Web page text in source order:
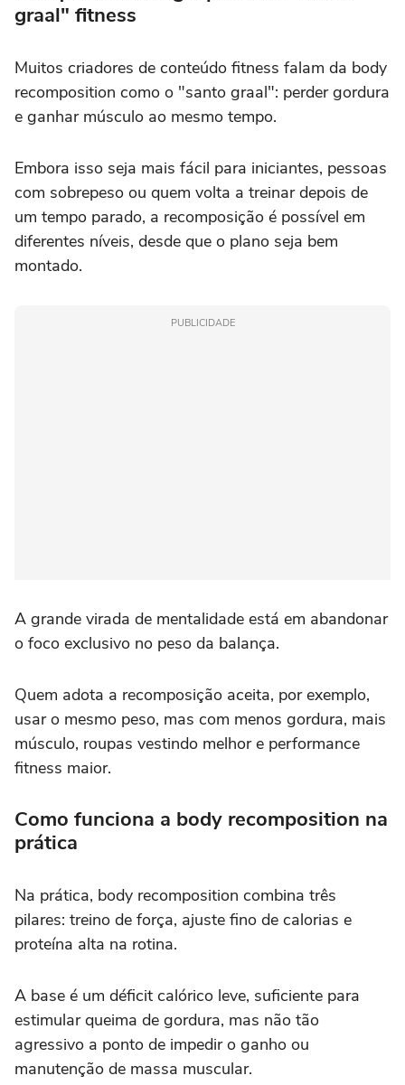
graal" fitness
Muitos criadores de conteúdo fitness falam da body
recomposition como o "santo graal": perder gordura
e ganhar músculo ao mesmo tempo.
Embora isso seja mais fácil para iniciantes, pessoas
com sobrepeso ou quem volta a treinar depois de
um tempo parado, a recomposição é possível em
diferentes níveis, desde que o plano seja bem
montado.
PUBLICIDADE
A grande virada de mentalidade está em abandonar
o foco exclusivo no peso da balança.
Quem adota a recomposição aceita, por exemplo,
usar o mesmo peso, mas com menos gordura, mais
músculo, roupas vestindo melhor e performance
fitness maior.
Como funciona a body recomposition na
prática
Na prática, body recomposition combina três
pilares: treino de força, ajuste fino de calorias e
proteína alta na rotina.
A base é um déficit calórico leve, suficiente para
estimular queima de gordura, mas não tão
agressivo a ponto de impedir o ganho ou
manutenção de massa muscular.